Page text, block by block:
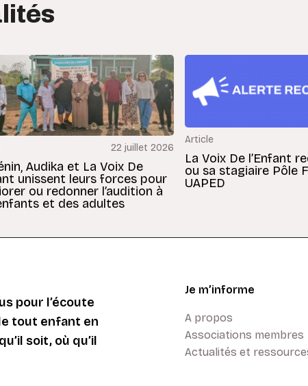
22 juillet 2026
Audika et La Voix De
unissent leurs forces pour
ou redonner l’audition à
et des adultes
Article
La Voix De l’Enfant
ou sa stagiaire Pôle
UAPED
pour l’écoute
tout enfant en
soit, où qu’il
Je m’informe
A propos
Associations membres
Actualités et